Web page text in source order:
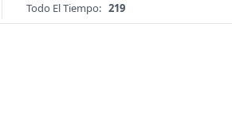
Todo El Tiempo: 219